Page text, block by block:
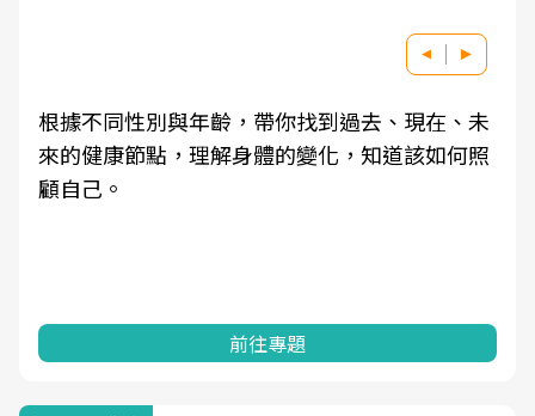
根據不同性別與年齡，帶你找到過去、現在、未
來的健康節點，理解身體的變化，知道該如何照
顧自己。
前往專題